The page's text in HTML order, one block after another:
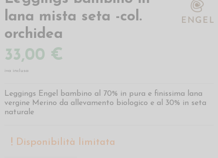
lana mista seta -col.
orchidea
33,00 €
iva inclusa
Leggings Engel bambino al 70% in pura e finissima lana
vergine Merino da allevamento biologico e al 30% in seta
naturale
Disponibilità limitata